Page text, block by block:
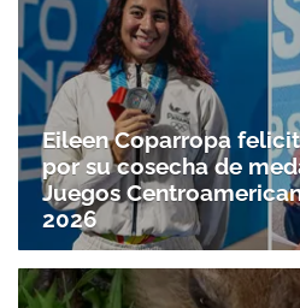
Eileen Coparropa
por su cosecha de
Juegos
2026